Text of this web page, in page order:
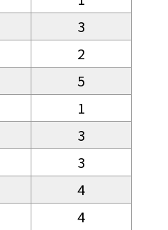
3
2
5
1
3
3
4
4